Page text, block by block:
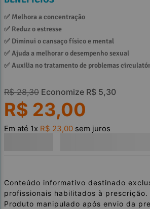
✅ Melhora a concentração
✅ Reduz o estresse
✅ Diminui o cansaço físico e mental
✅ Ajuda a melhorar o desempenho sexual
✅ Auxilia no tratamento de problemas
R$ 28,30 Economize R$ 5,30
R$ 23,00
Em até 1x R$ 23,00 sem juros
Conteúdo informativo destinado
profissionais habilitados à prescrição.
Produto manipulado após envio da